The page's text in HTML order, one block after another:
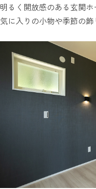
明るく開放感のある玄関
気に入りの小物や季節の飾